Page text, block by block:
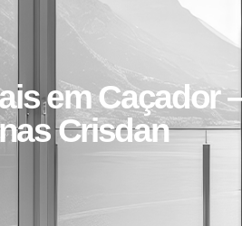
em Caçador
Crisdan